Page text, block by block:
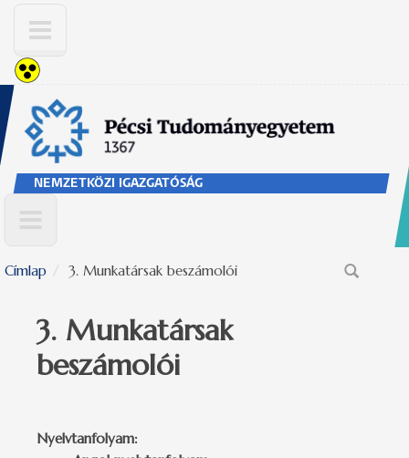
NEMZETKÖZI IGAZGATÓSÁG
Keresés űrlap
Címlap 3. Munkatársak beszámolói
3. Munkatársak
beszámolói
Nyelvtanfolyam: